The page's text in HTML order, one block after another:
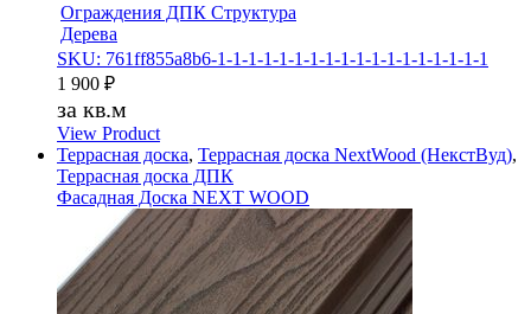
Ограждения ДПК Структура
Дерева
SKU: 761ff855a8b6-1-1-1-1-1-1-1-1-1-1-1-1-1-1-1-1-1-1
1 900 ₽
за кв.м
View Product
Террасная доска, Террасная доска NextWood (НекстВуд),
Террасная доска ДПК
Фасадная Доска NEXT WOOD